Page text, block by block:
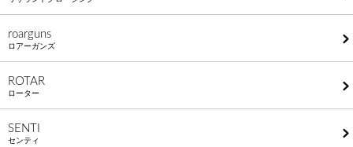
roarguns
ロアーガンズ
ROTAR
ローター
SENTI
センティ